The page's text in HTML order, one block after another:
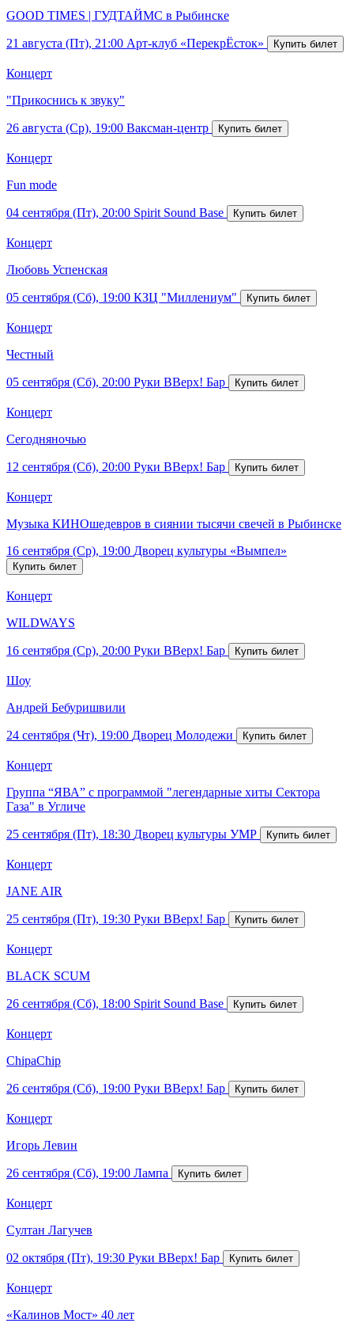
GOOD TIMES | ГУДТАЙМС в Рыбинске
21 августа (Пт), 21:00 Арт-клуб «ПерекрЁсток»
Концерт
"Прикоснись к звуку"
26 августа (Ср), 19:00 Ваксман-центр
Концерт
Fun mode
04 сентября (Пт), 20:00 Spirit Sound Base
Концерт
Любовь Успенская
05 сентября (Сб), 19:00 КЗЦ "Миллениум"
Концерт
Честный
05 сентября (Сб), 20:00 Руки ВВерх! Бар
Концерт
Сегодняночью
12 сентября (Сб), 20:00 Руки ВВерх! Бар
Концерт
Музыка КИНОшедевров в сиянии тысячи свечей в Рыбинске
16 сентября (Ср), 19:00 Дворец культуры «Вымпел»
Концерт
WILDWAYS
16 сентября (Ср), 20:00 Руки ВВерх! Бар
Шоу
Андрей Бебуришвили
24 сентября (Чт), 19:00 Дворец Молодежи
Концерт
Группа “ЯВА” с программой "легендарные хиты Сектора
Газа" в Угличе
25 сентября (Пт), 18:30 Дворец культуры УМР
Концерт
JANE AIR
25 сентября (Пт), 19:30 Руки ВВерх! Бар
Концерт
BLACK SCUM
26 сентября (Сб), 18:00 Spirit Sound Base
Концерт
ChipaChip
26 сентября (Сб), 19:00 Руки ВВерх! Бар
Концерт
Игорь Левин
26 сентября (Сб), 19:00 Лампа
Концерт
Султан Лагучев
02 октября (Пт), 19:30 Руки ВВерх! Бар
Концерт
«Калинов Мост» 40 лет